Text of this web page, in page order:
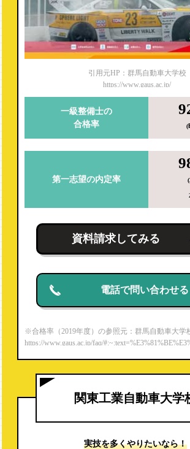
引用元HP：群馬自動車大学校
https://www.gaus.ac.jp/
一級整備士の
合格率
(
第一志望の内定率
資料請求してみる
電話で問い合わせる
※合格率（2019年度）の参照元：群馬自動車大学
https://www.gaus.ac.jp/faq/
E3%81%99%E3%80%82
関東工業自動車大学
実技を多くやりたいなら！